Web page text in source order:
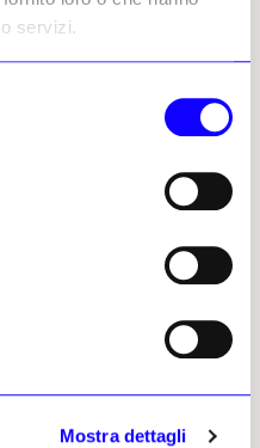
servizi.
Mostra dettagli
delle teste dei
della
Teofilo», dipinta da
non si capisce bene,
a secco ben più di
le tecniche
purtroppo ora
tecnica diviene